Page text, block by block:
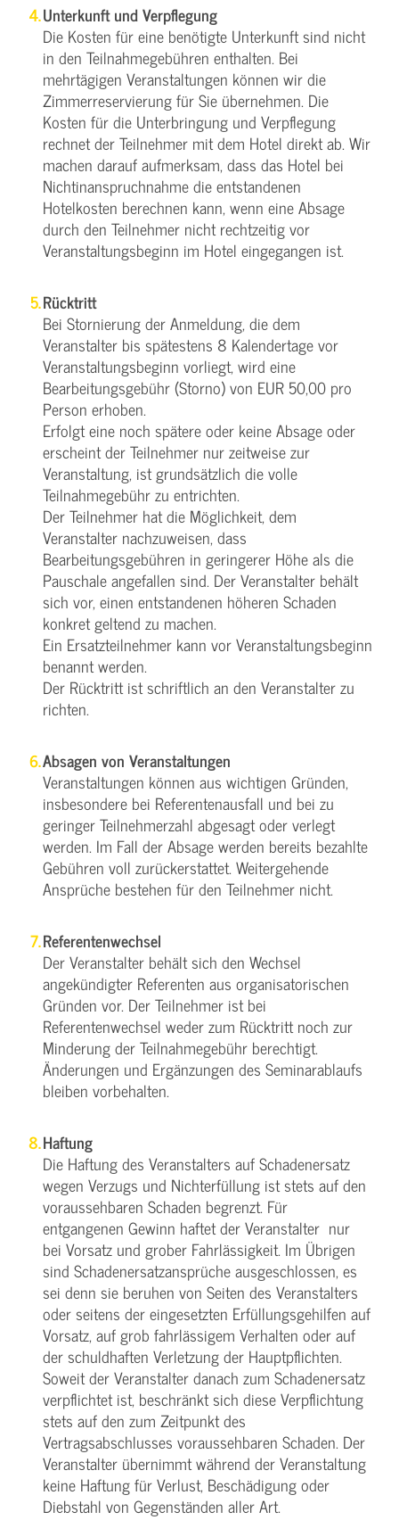
Unterkunft und Verpflegung
Die Kosten für eine benötigte Unterkunft sind nicht
in den Teilnahmegebühren enthalten. Bei
mehrtägigen Veranstaltungen können wir die
Zimmerreservierung für Sie übernehmen. Die
Kosten für die Unterbringung und Verpflegung
rechnet der Teilnehmer mit dem Hotel direkt ab. Wir
machen darauf aufmerksam, dass das Hotel bei
Nichtinanspruchnahme die entstandenen
Hotelkosten berechnen kann, wenn eine Absage
durch den Teilnehmer nicht rechtzeitig vor
Veranstaltungsbeginn im Hotel eingegangen ist.
Rücktritt
Bei Stornierung der Anmeldung, die dem
Veranstalter bis spätestens 8 Kalendertage vor
Veranstaltungsbeginn vorliegt, wird eine
Bearbeitungsgebühr (Storno) von EUR 50,00 pro
Person erhoben.
Erfolgt eine noch spätere oder keine Absage oder
erscheint der Teilnehmer nur zeitweise zur
Veranstaltung, ist grundsätzlich die volle
Teilnahmegebühr zu entrichten.
Der Teilnehmer hat die Möglichkeit, dem
Veranstalter nachzuweisen, dass
Bearbeitungsgebühren in geringerer Höhe als die
Pauschale angefallen sind. Der Veranstalter behält
sich vor, einen entstandenen höheren Schaden
konkret geltend zu machen.
Ein Ersatzteilnehmer kann vor Veranstaltungsbeginn
benannt werden.
Der Rücktritt ist schriftlich an den Veranstalter zu
richten.
Absagen von Veranstaltungen
Veranstaltungen können aus wichtigen Gründen,
insbesondere bei Referentenausfall und bei zu
geringer Teilnehmerzahl abgesagt oder verlegt
werden. Im Fall der Absage werden bereits bezahlte
Gebühren voll zurückerstattet. Weitergehende
Ansprüche bestehen für den Teilnehmer nicht.
Referentenwechsel
Der Veranstalter behält sich den Wechsel
angekündigter Referenten aus organisatorischen
Gründen vor. Der Teilnehmer ist bei
Referentenwechsel weder zum Rücktritt noch zur
Minderung der Teilnahmegebühr berechtigt.
Änderungen und Ergänzungen des Seminarablaufs
bleiben vorbehalten.
Haftung
Die Haftung des Veranstalters auf Schadenersatz
wegen Verzugs und Nichterfüllung ist stets auf den
voraussehbaren Schaden begrenzt. Für
entgangenen Gewinn haftet der Veranstalter nur
bei Vorsatz und grober Fahrlässigkeit. Im Übrigen
sind Schadenersatzansprüche ausgeschlossen, es
sei denn sie beruhen von Seiten des Veranstalters
oder seitens der eingesetzten Erfüllungsgehilfen auf
Vorsatz, auf grob fahrlässigem Verhalten oder auf
der schuldhaften Verletzung der Hauptpflichten.
Soweit der Veranstalter danach zum Schadenersatz
verpflichtet ist, beschränkt sich diese Verpflichtung
stets auf den zum Zeitpunkt des
Vertragsabschlusses voraussehbaren Schaden. Der
Veranstalter übernimmt während der Veranstaltung
keine Haftung für Verlust, Beschädigung oder
Diebstahl von Gegenständen aller Art.